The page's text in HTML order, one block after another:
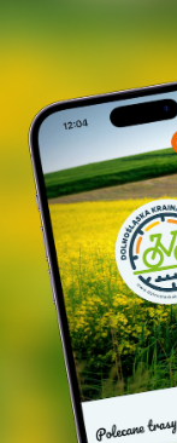
Ratusz w